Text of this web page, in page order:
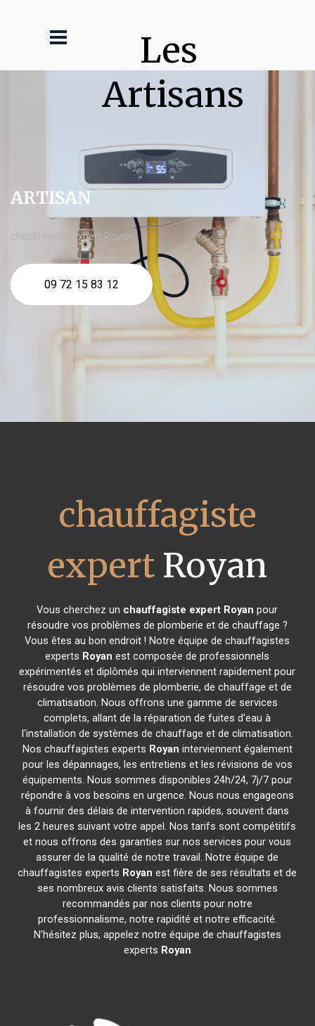
Les
Artisans
ARTISAN
chauffagiste expert Royan
09 72 15 83 12
chauffagiste
expertRoyan
Vous cherchez un chauffagiste expert Royan pour
résoudre vos problèmes de plomberie et de chauffage ?
Vous êtes au bon endroit ! Notre équipe de chauffagistes
experts Royan est composée de professionnels
expérimentés et diplômés qui interviennent rapidement pour
résoudre vos problèmes de plomberie, de chauffage et de
climatisation. Nous offrons une gamme de services
complets, allant de la réparation de fuites d'eau à
l'installation de systèmes de chauffage et de climatisation.
Nos chauffagistes experts Royan interviennent également
pour les dépannages, les entretiens et les révisions de vos
équipements. Nous sommes disponibles 24h/24, 7j/7 pour
répondre à vos besoins en urgence. Nous nous engageons
à fournir des délais de intervention rapides, souvent dans
les 2 heures suivant votre appel. Nos tarifs sont compétitifs
et nous offrons des garanties sur nos services pour vous
assurer de la qualité de notre travail. Notre équipe de
chauffagistes experts Royan est fière de ses résultats et de
ses nombreux avis clients satisfaits. Nous sommes
recommandés par nos clients pour notre
professionnalisme, notre rapidité et notre efficacité.
N'hésitez plus, appelez notre équipe de chauffagistes
experts Royan